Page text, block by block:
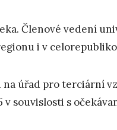
Členové vedení
i v
úřad pro terciární
souvislosti s